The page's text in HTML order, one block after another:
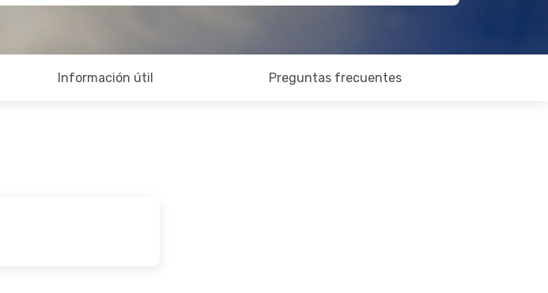
Información útil Preguntas frecuentes